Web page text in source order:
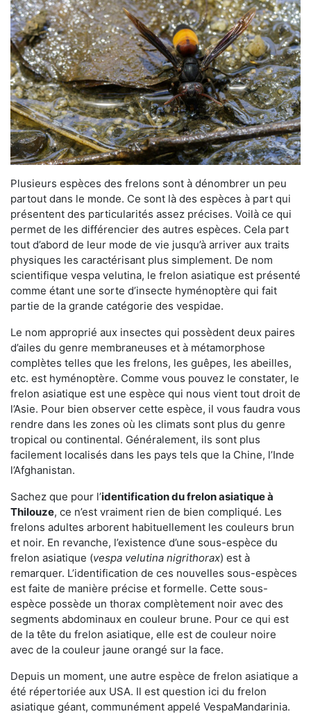
Plusieurs espèces des frelons sont à dénombrer un peu
partout dans le monde. Ce sont là des espèces à part qui
présentent des particularités assez précises. Voilà ce qui
permet de les différencier des autres espèces. Cela part
tout d’abord de leur mode de vie jusqu’à arriver aux traits
physiques les caractérisant plus simplement. De nom
scientifique vespa velutina, le frelon asiatique est présenté
comme étant une sorte d’insecte hyménoptère qui fait
partie de la grande catégorie des vespidae.
Le nom approprié aux insectes qui possèdent deux paires
d’ailes du genre membraneuses et à métamorphose
complètes telles que les frelons, les guêpes, les abeilles,
etc. est hyménoptère. Comme vous pouvez le constater, le
frelon asiatique est une espèce qui nous vient tout droit de
l’Asie. Pour bien observer cette espèce, il vous faudra vous
rendre dans les zones où les climats sont plus du genre
tropical ou continental. Généralement, ils sont plus
facilement localisés dans les pays tels que la Chine, l’Inde
l’Afghanistan.
Sachez que pour l’identification du frelon asiatiqueà
Thilouze, ce n’est vraiment rien de bien compliqué. Les
frelons adultes arborent habituellement les couleurs brun
et noir. En revanche, l’existence d’une sous-espèce du
frelon asiatique (vespa velutina nigrithorax) est à
remarquer. L’identification de ces nouvelles sous-espèces
est faite de manière précise et formelle. Cette sous-
espèce possède un thorax complètement noir avec des
segments abdominaux en couleur brune. Pour ce qui est
de la tête du frelon asiatique, elle est de couleur noire
avec de la couleur jaune orangé sur la face.
Depuis un moment, une autre espèce de frelon asiatique a
été répertoriée aux USA. Il est question ici du frelon
asiatique géant, communément appelé VespaMandarinia.